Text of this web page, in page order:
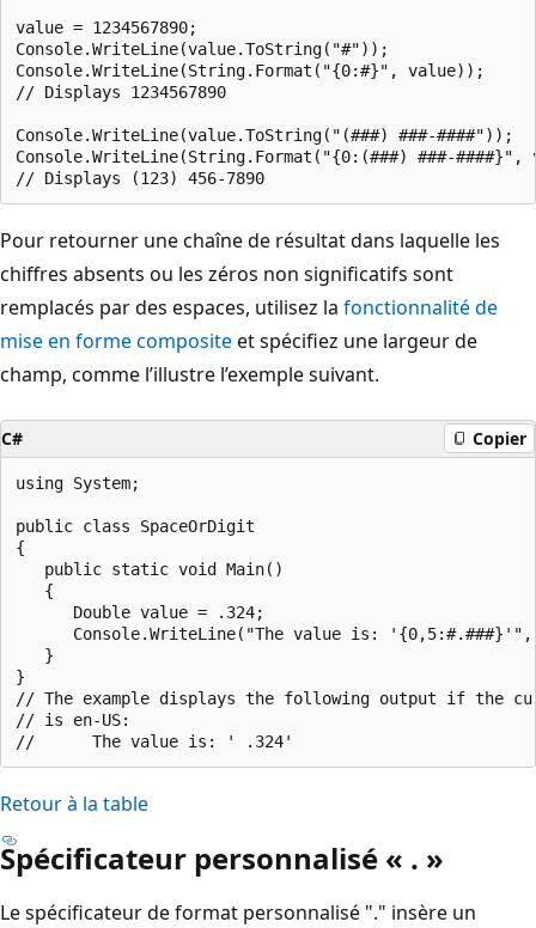
value = 1234567890;
Console.WriteLine(value.ToString("#"));
Console.WriteLine(String.Format("{0:#}", value));
// Displays 1234567890
Console.WriteLine(value.ToString("(###) ###-####"));
Console.WriteLine(String.Format("{0:(###) ###-
Pour retourner une chaîne de résultat dans laquelle les
chiffres absents ou les zéros non significatifs sont
remplacés par des espaces, utilisez la fonctionnalité de
mise en forme compositeet spécifiez une largeur de
champ, comme l’illustre l’exemple suivant.
C# Copier
using System;
public class SpaceOrDigit
{
   public static void Main()
   {
      Double value = .324;
Console.WriteLine("The value is:
   }
}
// The example displays the following output if the
// is en-US:
Retour à la table
Spécificateur personnalisé « . »
Le spécificateur de format personnalisé "." insère un